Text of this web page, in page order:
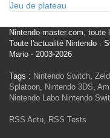
Jeu de plateau
Nintendo-master.com,
Toute l'actualité Nintendo :
Mario - 2003-2026
Tags : Nintendo Switch,
Splatoon, Nintendo 3DS,
Nintendo Labo Nintendo
RSS Actu, RSS Tests